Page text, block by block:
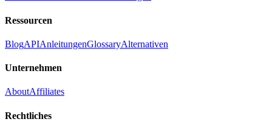
Ressourcen
BlogAPIAnleitungenGlossaryAlternativen
Unternehmen
AboutAffiliates
Rechtliches